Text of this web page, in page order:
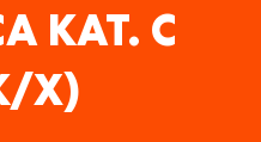
KAT. C
X)